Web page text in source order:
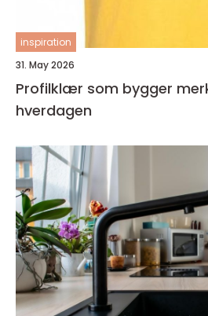
inspiration
31. May 2026
Profilklær som bygger
hverdagen